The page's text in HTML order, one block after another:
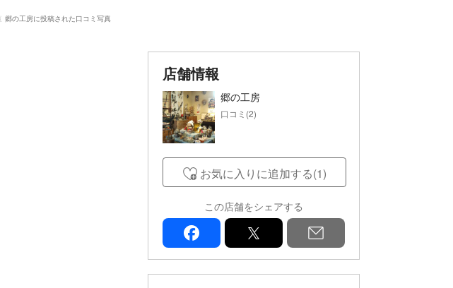
郷の工房に投稿された口コミ写真
店舗情報
郷の工房
口コミ(2)
お気に入りに追加する(1)
この店舗をシェアする
facebook